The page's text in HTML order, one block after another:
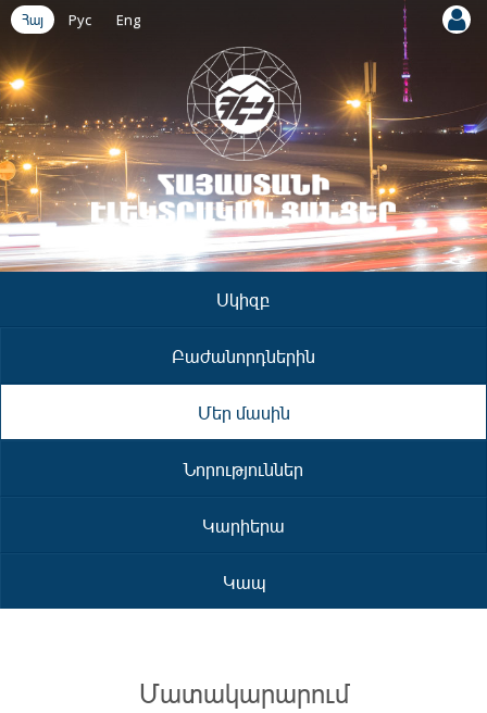
Հայ Рус Eng
Սկիզբ
Բաժանորդներին
Մեր մասին
Նորություններ
Կարիերա
Կապ
Մատակարարում